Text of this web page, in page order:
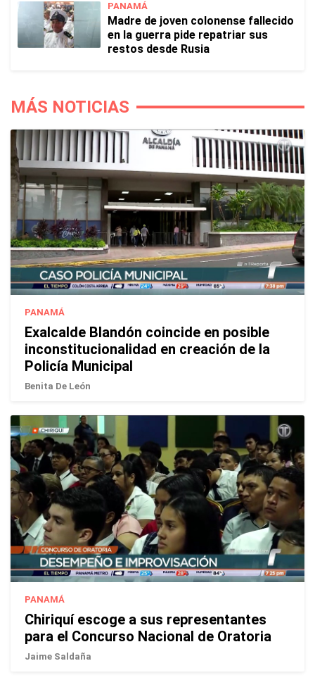
PANAMÁ
Madre de joven colonense fallecido
en la guerra pide repatriar sus
restos desde Rusia
MÁS NOTICIAS
PANAMÁ
Exalcalde Blandón coincide en posible
inconstitucionalidad en creación de la
Policía Municipal
Benita De León
PANAMÁ
Chiriquí escoge a sus representantes
para el Concurso Nacional de Oratoria
Jaime Saldaña